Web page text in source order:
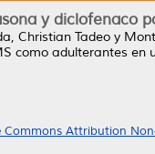
y diclofenaco
Christian Tadeo y
como adulterantes en
Commons Attribution